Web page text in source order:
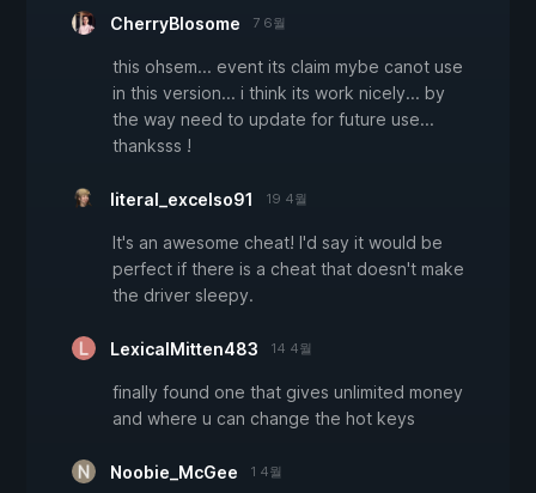
CherryBlosome 7 6월
this ohsem... event its claim mybe canot use
in this version... i think its work nicely... by
the way need to update for future use...
thanksss !
literal_excelso91 19 4월
It's an awesome cheat! I'd say it would be
perfect if there is a cheat that doesn't make
the driver sleepy.
LexicalMitten483 14 4월
finally found one that gives unlimited money
and where u can change the hot keys
Noobie_McGee 1 4월